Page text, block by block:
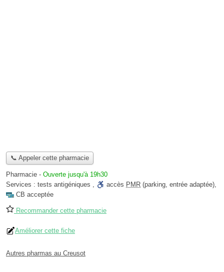
📞 Appeler cette pharmacie
Pharmacie - Ouverte jusqu'à 19h30
Services : tests antigéniques , accès PMR (parking, entrée adaptée),
CB acceptée
Recommander cette pharmacie
Améliorer cette fiche
Autres pharmas au Creusot